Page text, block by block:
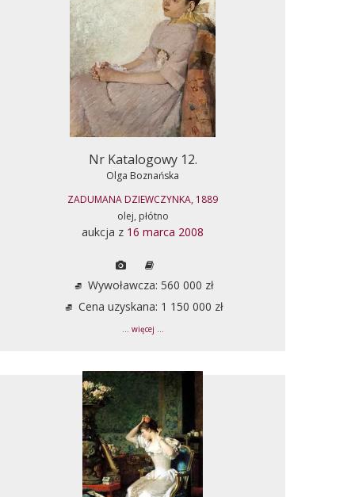
Nr Katalogowy 12.
Olga Boznańska
ZADUMANA DZIEWCZYNKA, 1889
olej, płótno
aukcja z 16 marca 2008
Wywoławcza: 560 000 zł
Cena uzyskana: 1 150 000 zł
... więcej ...